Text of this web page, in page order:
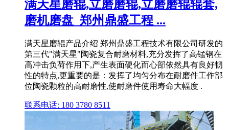
满天星磨辊,立磨磨辊,立磨磨辊辊套,
磨机磨盘_郑州鼎盛工程 ...
满天星磨辊产品介绍 郑州鼎盛工程技术有限公司研发的
第三代"满天星"陶瓷复合耐磨材料,充分发挥了高锰钢在
高冲击负荷作用下,产生表面硬化而心部依然具有良好韧
性的特点,更重要的是：发挥了均匀分布在耐磨件工作部
位陶瓷颗粒的高耐磨性,使耐磨件使用寿命大幅度 .
联系电话: 180 3780 8511